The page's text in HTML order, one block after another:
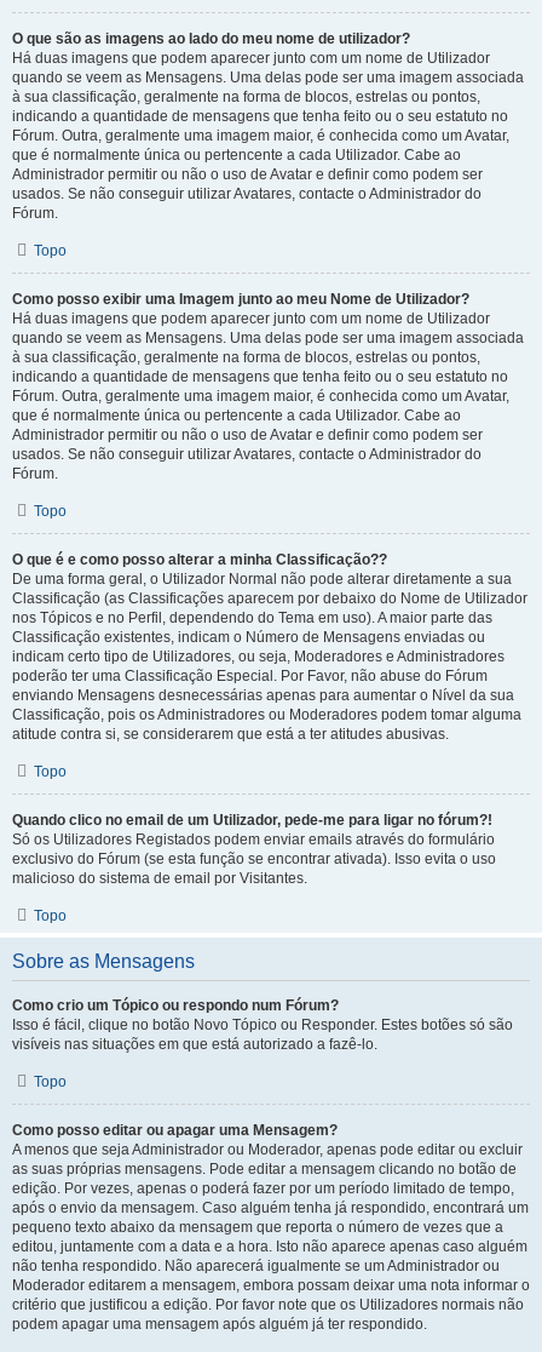
O que são as imagens ao lado do meu nome de utilizador?
Há duas imagens que podem aparecer junto com um nome de Utilizador
quando se veem as Mensagens. Uma delas pode ser uma imagem associada
à sua classificação, geralmente na forma de blocos, estrelas ou pontos,
indicando a quantidade de mensagens que tenha feito ou o seu estatuto no
Fórum. Outra, geralmente uma imagem maior, é conhecida como um Avatar,
que é normalmente única ou pertencente a cada Utilizador. Cabe ao
Administrador permitir ou não o uso de Avatar e definir como podem ser
usados. Se não conseguir utilizar Avatares, contacte o Administrador do
Fórum.
Topo
Como posso exibir uma Imagem junto ao meu Nome de Utilizador?
Há duas imagens que podem aparecer junto com um nome de Utilizador
quando se veem as Mensagens. Uma delas pode ser uma imagem associada
à sua classificação, geralmente na forma de blocos, estrelas ou pontos,
indicando a quantidade de mensagens que tenha feito ou o seu estatuto no
Fórum. Outra, geralmente uma imagem maior, é conhecida como um Avatar,
que é normalmente única ou pertencente a cada Utilizador. Cabe ao
Administrador permitir ou não o uso de Avatar e definir como podem ser
usados. Se não conseguir utilizar Avatares, contacte o Administrador do
Fórum.
Topo
O que é e como posso alterar a minha Classificação??
De uma forma geral, o Utilizador Normal não pode alterar diretamente a sua
Classificação (as Classificações aparecem por debaixo do Nome de Utilizador
nos Tópicos e no Perfil, dependendo do Tema em uso). A maior parte das
Classificação existentes, indicam o Número de Mensagens enviadas ou
indicam certo tipo de Utilizadores, ou seja, Moderadores e Administradores
poderão ter uma Classificação Especial. Por Favor, não abuse do Fórum
enviando Mensagens desnecessárias apenas para aumentar o Nível da sua
Classificação, pois os Administradores ou Moderadores podem tomar alguma
atitude contra si, se considerarem que está a ter atitudes abusivas.
Topo
Quando clico no email de um Utilizador, pede-me para ligar no fórum?!
Só os Utilizadores Registados podem enviar emails através do formulário
exclusivo do Fórum (se esta função se encontrar ativada). Isso evita o uso
malicioso do sistema de email por Visitantes.
Topo
Sobre as Mensagens
Como crio um Tópico ou respondo num Fórum?
Isso é fácil, clique no botão Novo Tópico ou Responder. Estes botões só são
visíveis nas situações em que está autorizado a fazê-lo.
Topo
Como posso editar ou apagar uma Mensagem?
A menos que seja Administrador ou Moderador, apenas pode editar ou excluir
as suas próprias mensagens. Pode editar a mensagem clicando no botão de
edição. Por vezes, apenas o poderá fazer por um período limitado de tempo,
após o envio da mensagem. Caso alguém tenha já respondido, encontrará um
pequeno texto abaixo da mensagem que reporta o número de vezes que a
editou, juntamente com a data e a hora. Isto não aparece apenas caso alguém
não tenha respondido. Não aparecerá igualmente se um Administrador ou
Moderador editarem a mensagem, embora possam deixar uma nota informar o
critério que justificou a edição. Por favor note que os Utilizadores normais não
podem apagar uma mensagem após alguém já ter respondido.